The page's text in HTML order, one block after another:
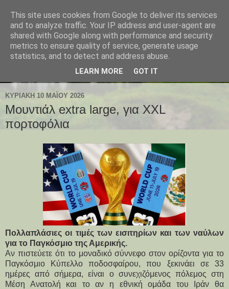
ΚΥΡΙΑΚΉ 10 ΜΑΪ́ΟΥ 2026
Μουντιάλ extra large, για XXL
πορτοφόλια
Πολλαπλάσιες οι τιμές των εισιτηρίων και των ναύλων
για το Παγκόσμιο της Αμερικής.
Αν πιστεύετε ότι το μοναδικό σύννεφο στον ορίζοντα για το
Παγκόσμιο Κύπελλο ποδοσφαίρου, που ξεκινάει σε 33
ημέρες από σήμερα, είναι ο συνεχιζόμενος πόλεμος στη
Μέση Ανατολή και το αν η εθνική ομάδα του Ιράν θα
This site uses cookies from Google to deliver its services
and to analyze traffic. Your IP address and user-agent are
shared with Google along with performance and security
metrics to ensure quality of service, generate usage
statistics, and to detect and address abuse.
LEARN MORE GOT IT